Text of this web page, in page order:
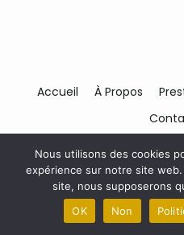
Accueil À Propos
© 2026 Shiatsu
Politique de
Créé par Face
Nous utilisons des cookies
expérience sur notre site
site, nous supposerons
OK
Non